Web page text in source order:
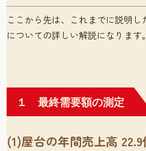
ここから先は、これまでに説明
についての詳しい解説になります。
１ 最終需要額の測定
(1)屋台の年間売上高 22.9